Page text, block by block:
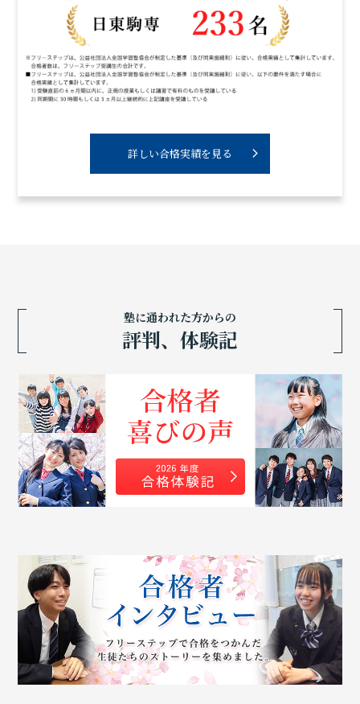
詳しい合格実績を見る
塾に通われた方からの
評判、体験記